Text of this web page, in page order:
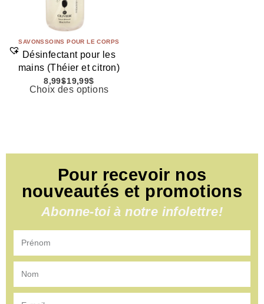
SAVONSSOINS POUR LE CORPS
Désinfectant pour les
mains (Théier et citron)
8,99$19,99$
Choix des options
Pour recevoir nos
nouveautés et promotions
Abonne-toi à notre infolettre!